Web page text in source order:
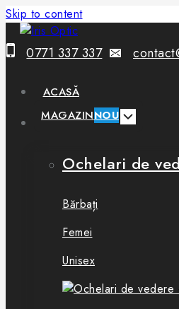
Skip to content
0771 337 337
ACASĂ
MAGAZINNOU
Ochelari de
Bărbați
Femei
Unisex